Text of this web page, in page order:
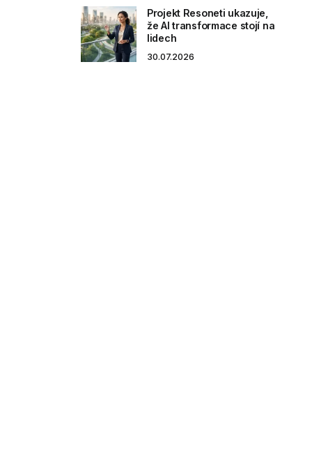
Projekt Resoneti ukazuje,
že AI transformace stojí na
lidech
30.07.2026